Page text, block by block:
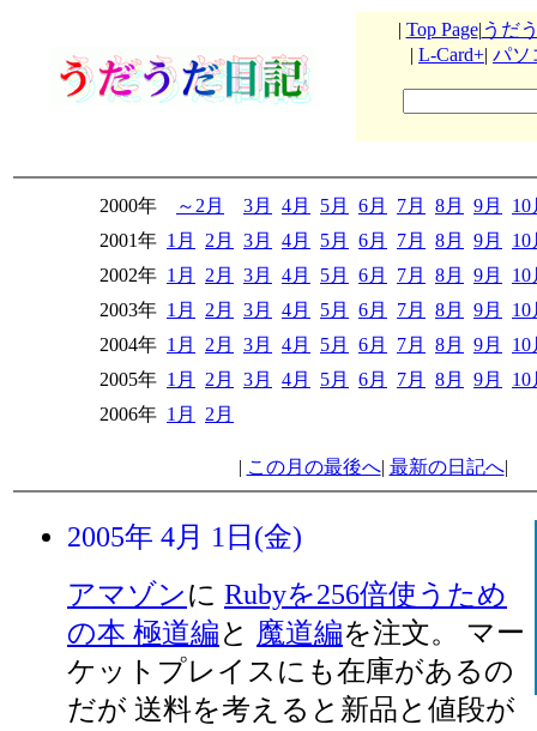
| Top Page| うだ
| L-Card+| パソ
2000年 ～2月 3月 4月 5月 6月 7月 8月 9月
10
2001年 1月 2月 3月 4月 5月 6月 7月 8月 9月
10
2002年 1月 2月 3月 4月 5月 6月 7月 8月 9月
10
2003年 1月 2月 3月 4月 5月 6月 7月 8月 9月
10
2004年 1月 2月 3月 4月 5月 6月 7月 8月 9月
10
2005年 1月 2月 3月 4月 5月 6月 7月 8月 9月
10
2006年 1月 2月
| この月の最後へ| 最新の日記へ|
2005年 4月 1日(金)
アマゾンに Rubyを256倍使うため
の本 極道編と 魔道編を注文。 マー
ケットプレイスにも在庫があるの
だが 送料を考えると新品と値段が